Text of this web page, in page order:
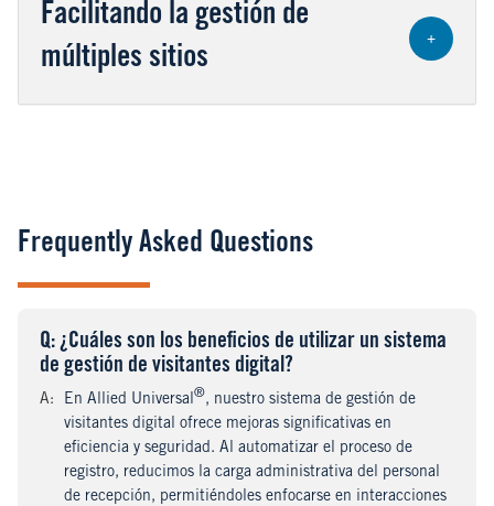
Facilitando la gestión de
múltiples sitios
+
Frequently Asked Questions
Question
: ¿Cuáles son los beneficios de utilizar un sistema
de gestión de visitantes digital?
Answer
: En Allied Universal ®, nuestro sistema de gestión de
visitantes digital ofrece mejoras significativas en
eficiencia y seguridad. Al automatizar el proceso de
registro, reducimos la carga administrativa del personal
de recepción, permitiéndoles enfocarse en interacciones